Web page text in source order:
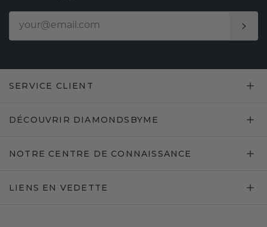
SERVICE CLIENT
DÉCOUVRIR DIAMONDSBYME
NOTRE CENTRE DE CONNAISSANCE
LIENS EN VEDETTE